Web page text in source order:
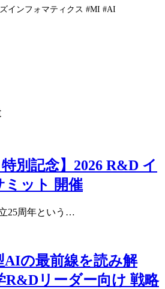
インフォマティクス #MI #AI
特別記念】2026 R&D イ
ミット 開催
25周年という…
AIの最前線を読み解
R&Dリーダー向け 戦略